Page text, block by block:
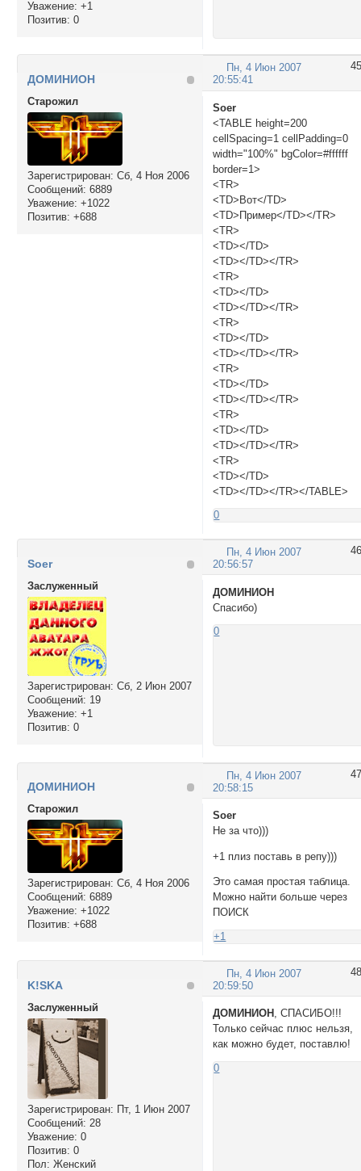
Уважение: +1
Позитив: 0
45
Пн, 4 Июн 2007
20:55:41
ДОМИНИОН
Cтарожил
Зарегистрирован: Сб, 4 Ноя 2006
Сообщений: 6889
Уважение: +1022
Позитив: +688
Soer
<TABLE height=200
cellSpacing=1 cellPadding=0
width="100%" bgColor=#ffffff
border=1>
<TR>
<TD>Вот</TD>
<TD>Пример</TD></TR>
<TR>
<TD></TD>
<TD></TD></TR>
<TR>
<TD></TD>
<TD></TD></TR>
<TR>
<TD></TD>
<TD></TD></TR>
<TR>
<TD></TD>
<TD></TD></TR>
<TR>
<TD></TD>
<TD></TD></TR>
<TR>
<TD></TD>
<TD></TD></TR></TABLE>
0
46
Пн, 4 Июн 2007
20:56:57
Soer
Заслуженный
Зарегистрирован: Сб, 2 Июн 2007
Сообщений: 19
Уважение: +1
Позитив: 0
ДОМИНИОН
Спасибо)
0
47
Пн, 4 Июн 2007
20:58:15
ДОМИНИОН
Cтарожил
Зарегистрирован: Сб, 4 Ноя 2006
Сообщений: 6889
Уважение: +1022
Позитив: +688
Soer
Не за что)))
+1 плиз поставь в репу)))
Это самая простая таблица.
Можно найти больше через
ПОИСК
+1
48
Пн, 4 Июн 2007
20:59:50
K!SKA
Заслуженный
Зарегистрирован: Пт, 1 Июн 2007
Сообщений: 28
Уважение: 0
Позитив: 0
Пол: Женский
ДОМИНИОН , СПАСИБО!!!
Только сейчас плюс нельзя,
как можно будет, поставлю!
0